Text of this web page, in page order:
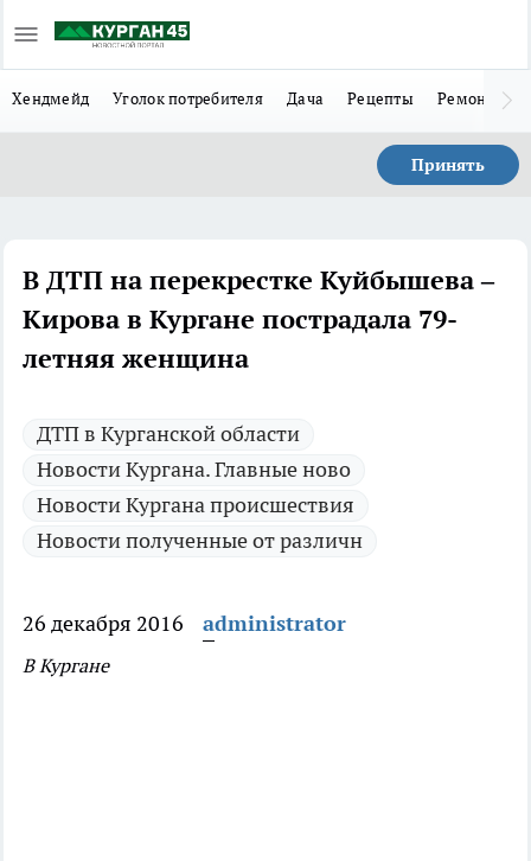
Хендмейд Уголок потребителя Дача Рецепты Ремонт
Принять
В ДТП на перекрестке Куйбышева –
Кирова в Кургане пострадала 79-
летняя женщина
ДТП в Курганской области
Новости Кургана. Главные ново
Новости Кургана происшествия
Новости полученные от различн
26 декабря 2016 administrator
В Кургане